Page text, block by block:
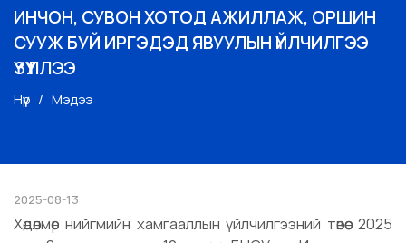
ИНЧОН, СУВОН ХОТОД АЖИЛЛАЖ, ОРШИН
СУУЖ БУЙ ИРГЭДЭД ЯВУУЛЫН ҮЙЛЧИЛГЭЭ
ҮЗҮҮЛЛЭЭ
Нүүр Мэдээ
2025-08-13
Хөдөлмөр нийгмийн хамгааллын үйлчилгээний төвөөс 2025